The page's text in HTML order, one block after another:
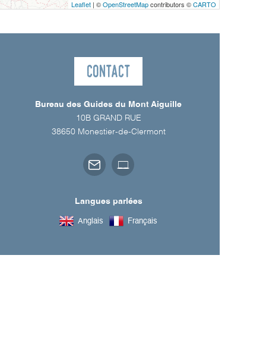
Leaflet | ©OpenStreetMapcontributors ©CARTO
Contact
Bureau des Guides du Mont Aiguille
10B GRAND RUE
38650 Monestier-de-Clermont
Langues parlées
Anglais Français